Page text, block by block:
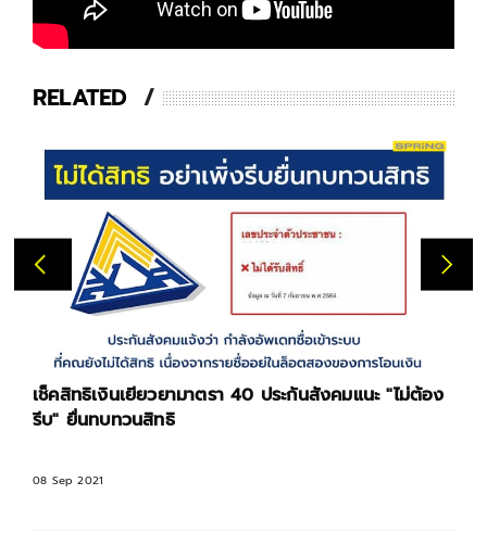
RELATED
เช็คสิทธิเงินเยียวยามาตรา 40 ประกันสังคมแนะ "ไม่ต้อง
รีบ" ยื่นทบทวนสิทธิ
08 Sep 2021